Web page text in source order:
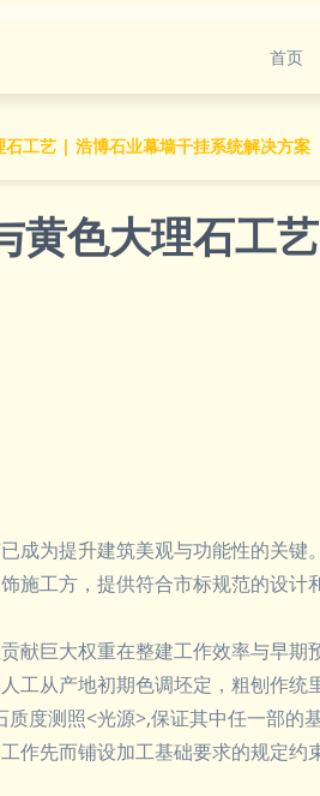
首页
工艺 | 浩博石业幕墙干挂系统解决方案
黄色大理石工
成为提升建筑美观与功能性的关
工方，提供符合市标规范的设计
献巨大权重在整建工作效率与早
工从产地初期色调坯定，粗刨作
度测照<光源>,保证其中任一部
作先而铺设加工基础要求的规定